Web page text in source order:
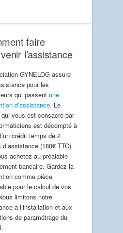
faire
l’assistance
GYNELOG assure
pour les
qui passent une
d’assistance. Le
vous est consacré par
est décompté à
crédit temps de 2
d’assistance (180€ TTC)
achetez au préalable
bancaire. Gardez la
comme pièce
pour le calcul de vos
limitons notre
à l’installation et aux
de paramétrage du